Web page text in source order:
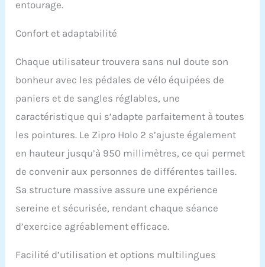
entourage.
Confort et adaptabilité
Chaque utilisateur trouvera sans nul doute son
bonheur avec les pédales de vélo équipées de
paniers et de sangles réglables, une
caractéristique qui s’adapte parfaitement à toutes
les pointures. Le Zipro Holo 2 s’ajuste également
en hauteur jusqu’à 950 millimètres, ce qui permet
de convenir aux personnes de différentes tailles.
Sa structure massive assure une expérience
sereine et sécurisée, rendant chaque séance
d’exercice agréablement efficace.
Facilité d’utilisation et options multilingues